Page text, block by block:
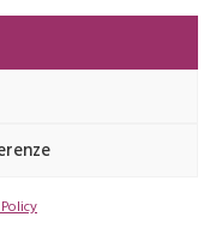
provarlo,